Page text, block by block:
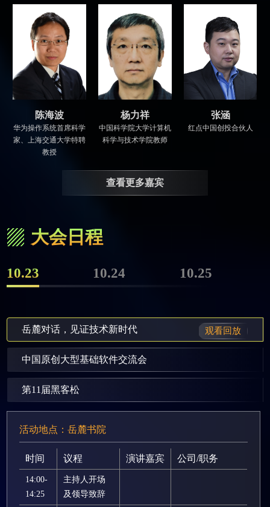
陈海波
华为操作系统首席科学
家、上海交通大学特聘
教授
杨力祥
中国科学院大学计算机
科学与技术学院教师
张涵
红点中国创投合伙人
查看更多嘉宾
大会日程
10.23 10.24 10.25
岳麓对话，见证技术新时代 观看回放
中国原创大型基础软件交流会
第11届黑客松
活动地点：岳麓书院
时间 议程 演讲嘉宾 公司/职务
14:00-
14:25
主持人开场
及领导致辞